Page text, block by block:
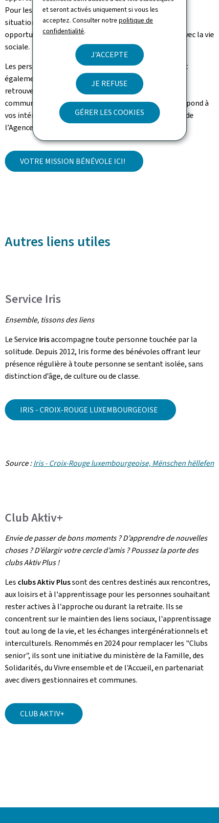
et seront activés uniquement si vous les
acceptez. Consulter notrepolitique de
confidentialité.
J'ACCEPTE
JE REFUSE
GÉRER LES COOKIES
Pour les personnes concernées par l’isolement, cette
situation n’a rien d’irréversible : diverses activités et
opportunités d’engagement permettent de renouer avec la vie
sociale.
Les personnes touchées par l’isolement social peuvent
également choisir de s’engager bénévolement afin de
retrouver du sens, du lien et une place active dans la
communauté. Trouvez une activité bénévole qui correspond à
vos intérêts et valeurs sur la plateformebenevolat.lu
de
l’Agence du Bénévolat.
VOTRE MISSION BÉNÉVOLE ICI!
Autres liens utiles
Service Iris
Ensemble, tissons des liens
Le Service Irisaccompagne toute personne touchée par la
solitude. Depuis 2012, Iris forme des bénévoles offrant leur
présence régulière à toute personne se sentant isolée, sans
distinction d’âge, de culture ou de classe.
IRIS - CROIX-ROUGE LUXEMBOURGEOISE
Source :Iris - Croix-Rouge luxembourgeoise, Mënschen hëllefen
Club Aktiv+
Envie de passer de bons moments ? D’apprendre de nouvelles
choses ? D’élargir votre cercle d’amis ? Poussez la porte des
clubs Aktiv Plus !
Les clubs Aktiv Plussont des centres destinés aux rencontres,
aux loisirs et à l'apprentissage pour les personnes souhaitant
rester actives à l'approche ou durant la retraite. Ils se
concentrent sur le maintien des liens sociaux, l'apprentissage
tout au long de la vie, et les échanges intergénérationnels et
interculturels. Renommés en 2024 pour remplacer les "Clubs
senior", ils sont une initiative du ministère de la Famille, des
Solidarités, du Vivre ensemble et de l'Accueil, en partenariat
avec divers gestionnaires et communes.
CLUB AKTIV+